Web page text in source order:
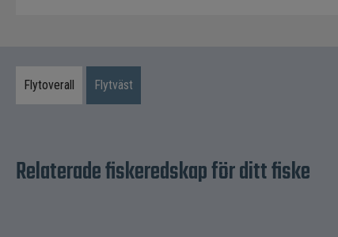
Flytoverall Flytväst
Relaterade fiskeredskap för ditt fiske